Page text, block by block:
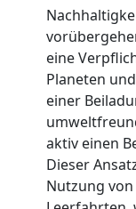
eine
Planeten
einer
aktiv einen
Dieser
Nutzung